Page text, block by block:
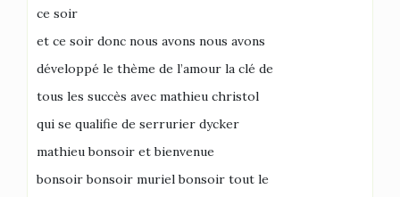
ce soir
et ce soir donc nous avons nous avons
développé le thème de l’amour la clé de
tous les succès avec mathieu christol
qui se qualifie de serrurier dycker
mathieu bonsoir et bienvenue
bonsoir bonsoir muriel bonsoir tout le